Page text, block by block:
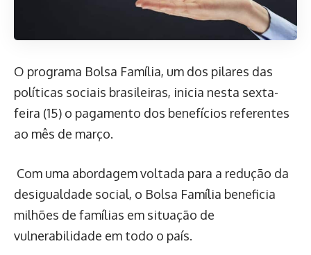
O programa Bolsa Família, um dos pilares das
políticas sociais brasileiras, inicia nesta sexta-
feira (15) o pagamento dos benefícios referentes
ao mês de março.
Com uma abordagem voltada para a redução da
desigualdade social, o Bolsa Família beneficia
milhões de famílias em situação de
vulnerabilidade em todo o país.